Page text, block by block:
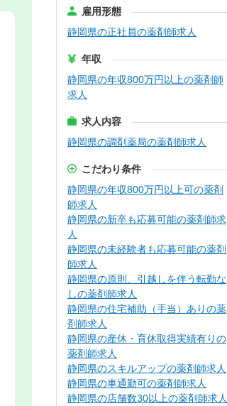
雇用形態
静岡県の正社員の薬剤師求人
年収
静岡県の年収800万円以上の薬剤師
求人
求人内容
静岡県の調剤薬局の薬剤師求人
こだわり条件
静岡県の年収800万円以上可の薬剤
師求人
静岡県の新卒も応募可能の薬剤師求
人
静岡県の未経験者も応募可能の薬剤
師求人
静岡県の原則、引越しを伴う転勤な
しの薬剤師求人
静岡県の住宅補助（手当）ありの薬
剤師求人
静岡県の産休・育休取得実績有りの
薬剤師求人
静岡県のスキルアップの薬剤師求人
静岡県の車通勤可の薬剤師求人
静岡県の店舗数30以上の薬剤師求人